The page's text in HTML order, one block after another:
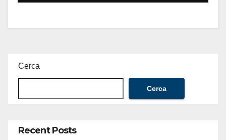
Cerca
Cerca
Recent Posts